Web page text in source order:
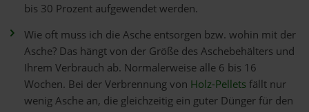
bis 30 Prozent aufgewendet werden.
Wie oft muss ich die Asche entsorgen bzw. wohin mit der
Asche? Das hängt von der Größe des Aschebehälters und
Ihrem Verbrauch ab. Normalerweise alle 6 bis 16
Wochen. Bei der Verbrennung von Holz-Pelletsfällt nur
wenig Asche an, die gleichzeitig ein guter Dünger für den